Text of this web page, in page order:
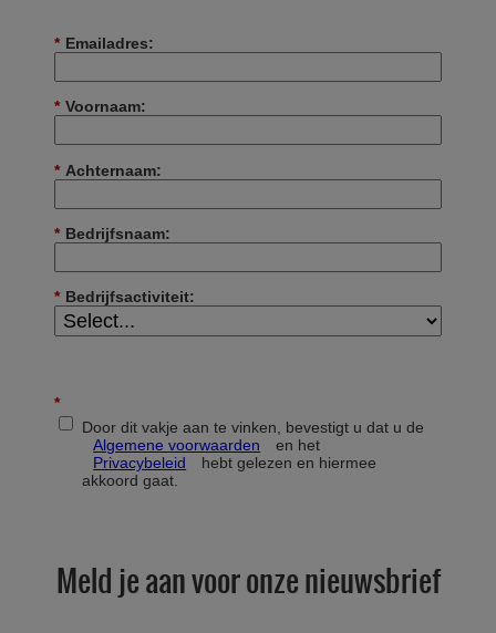
Meld je aan voor onze nieuwsbrief